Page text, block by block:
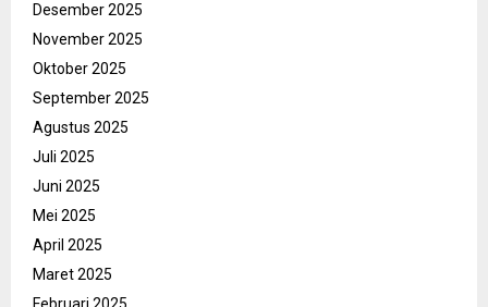
Desember 2025
November 2025
Oktober 2025
September 2025
Agustus 2025
Juli 2025
Juni 2025
Mei 2025
April 2025
Maret 2025